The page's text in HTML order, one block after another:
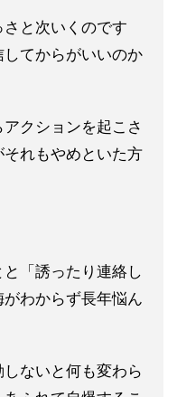
と次いくのです
てからがいいのか
クションを起こさ
れもやめといた方
「誘ったり連絡し
わからず長年悩ん
ないと何も変わら